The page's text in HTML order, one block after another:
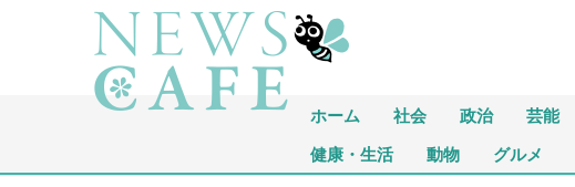
ホーム 社会 政治 芸能
健康・生活 動物 グルメ